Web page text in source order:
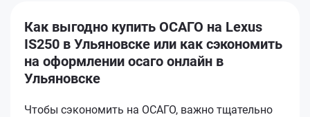
Как выгодно купить ОСАГО на Lexus
IS250 в Ульяновске или как сэкономить
на оформлении осаго онлайн в
Ульяновске
Чтобы сэкономить на ОСАГО, важно тщательно